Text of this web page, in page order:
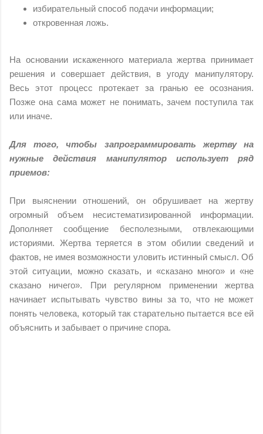
избирательный способ подачи информации;
откровенная ложь.
На основании искаженного материала жертва принимает
решения и совершает действия, в угоду манипулятору.
Весь этот процесс протекает за гранью ее осознания.
Позже она сама может не понимать, зачем поступила так
или иначе.
Для того, чтобы запрограммировать жертву на
нужные действия манипулятор использует ряд
приемов:
При выяснении отношений, он обрушивает на жертву
огромный объем несистематизированной информации.
Дополняет сообщение бесполезными, отвлекающими
историями. Жертва теряется в этом обилии сведений и
фактов, не имея возможности уловить истинный смысл. Об
этой ситуации, можно сказать, и «сказано много» и «не
сказано ничего». При регулярном применении жертва
начинает испытывать чувство вины за то, что не может
понять человека, который так старательно пытается все ей
объяснить и забывает о причине спора.